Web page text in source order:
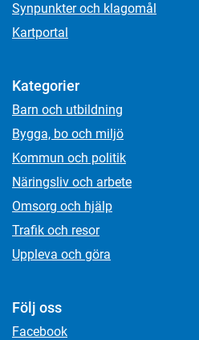
Synpunkter och klagomål
Kartportal
Kategorier
Barn och utbildning
Bygga, bo och miljö
Kommun och politik
Näringsliv och arbete
Omsorg och hjälp
Trafik och resor
Uppleva och göra
Följ oss
Facebook